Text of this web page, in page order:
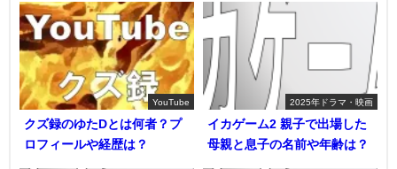
YouTube
クズ録のゆたDとは何者？プ
ロフィールや経歴は？
2025年ドラマ・映画
イカゲーム2 親子で出場した
母親と息子の名前や年齢は？